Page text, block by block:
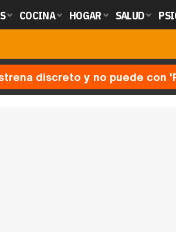
COCINA HOGAR SALUD
discreto y no puede con